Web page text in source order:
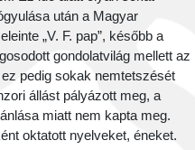
után a Magyar
„V. F. pap”, később a
gondolatvilág mellett az
pedig sokak nemtetszését
állást pályázott meg, a
miatt nem kapta meg.
oktatott nyelveket, éneket.